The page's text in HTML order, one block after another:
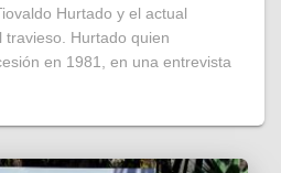
Hurtado y el actual
travieso. Hurtado quien
en 1981, en una entrevista